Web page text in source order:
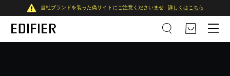
当社ブランドを装った偽サイトにご注意くださいませ 詳しくはこちら